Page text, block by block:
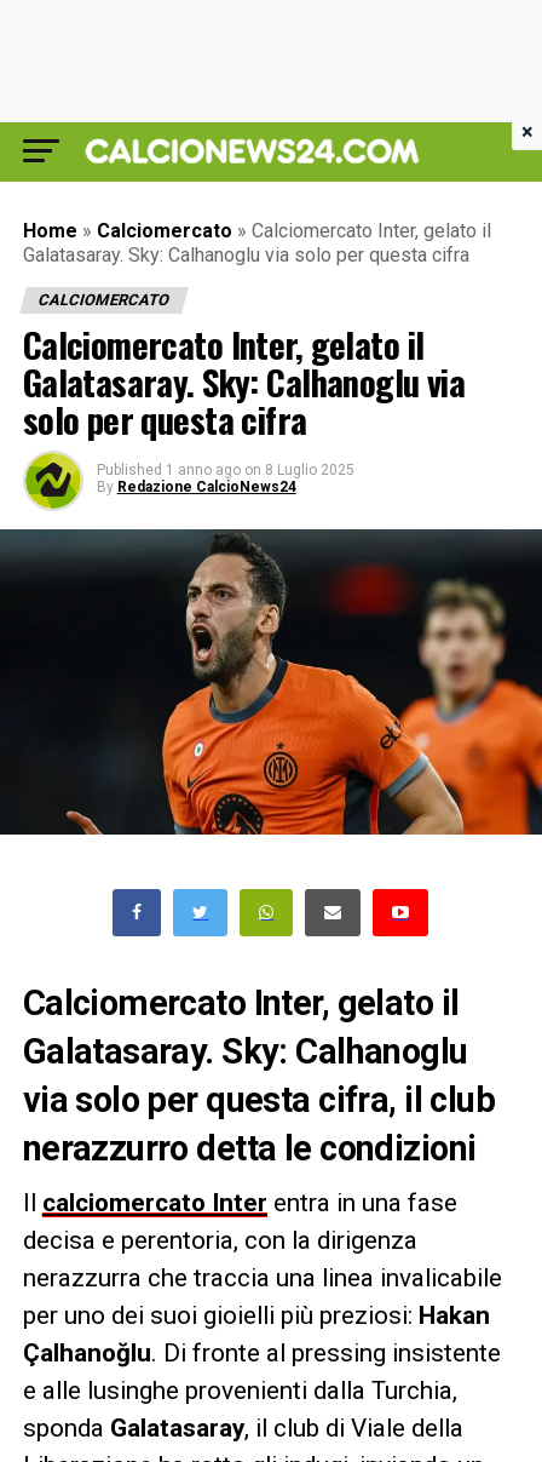
Home » Calciomercato » Calciomercato Inter, gelato il
Galatasaray. Sky: Calhanoglu via solo per questa cifra
CALCIOMERCATO
Calciomercato Inter, gelato il
Galatasaray. Sky: Calhanoglu via
solo per questa cifra
Published 1 anno ago on 8 Luglio 2025
By Redazione CalcioNews24
Calciomercato Inter, gelato il
Galatasaray. Sky: Calhanoglu
via solo per questa cifra, il club
nerazzurro detta le condizioni
Il calciomercato Inter entra in una fase
decisa e perentoria, con la dirigenza
nerazzurra che traccia una linea invalicabile
per uno dei suoi gioielli più preziosi: Hakan
Çalhanoğlu. Di fronte al pressing insistente
e alle lusinghe provenienti dalla Turchia,
sponda Galatasaray, il club di Viale della
×